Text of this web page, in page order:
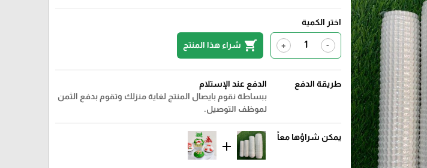
اختر الكمية
-
+
shopping_cart شراء هذا المنتج
طريقة الدفع
الدفع عند الإستلام
ببساطة نقوم بايصال المنتج لغاية منزلك وتقوم بدفع الثمن
لموظف التوصيل.
يمكن شراؤها معاً
add